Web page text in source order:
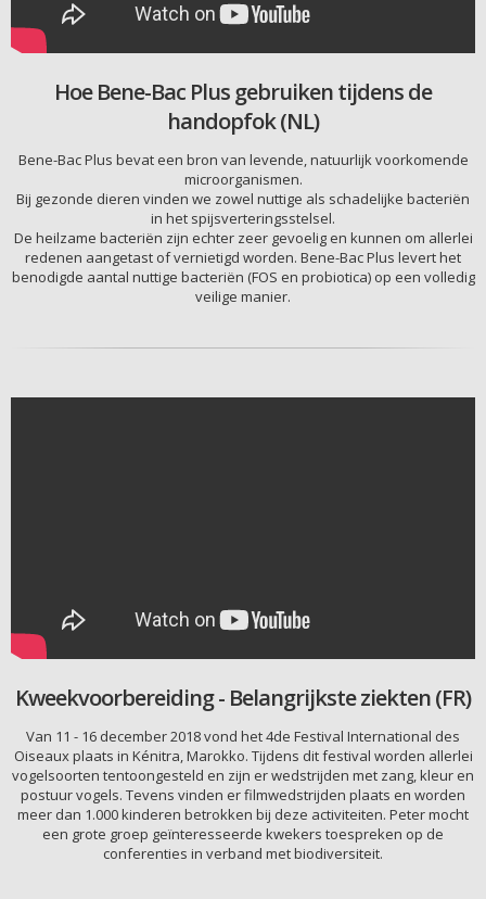
Hoe Bene-Bac Plus gebruiken tijdens de
handopfok (NL)
Bene-Bac Plus bevat een bron van levende, natuurlijk voorkomende
microorganismen.
Bij gezonde dieren vinden we zowel nuttige als schadelijke bacteriën
in het spijsverteringsstelsel.
De heilzame bacteriën zijn echter zeer gevoelig en kunnen om allerlei
redenen aangetast of vernietigd worden. Bene-Bac Plus levert het
benodigde aantal nuttige bacteriën (FOS en probiotica) op een volledig
veilige manier.
Kweekvoorbereiding - Belangrijkste ziekten (FR)
Van 11 - 16 december 2018 vond het 4de Festival International des
Oiseaux plaats in Kénitra, Marokko. Tijdens dit festival worden allerlei
vogelsoorten tentoongesteld en zijn er wedstrijden met zang, kleur en
postuur vogels. Tevens vinden er filmwedstrijden plaats en worden
meer dan 1.000 kinderen betrokken bij deze activiteiten. Peter mocht
een grote groep geïnteresseerde kwekers toespreken op de
conferenties in verband met biodiversiteit.